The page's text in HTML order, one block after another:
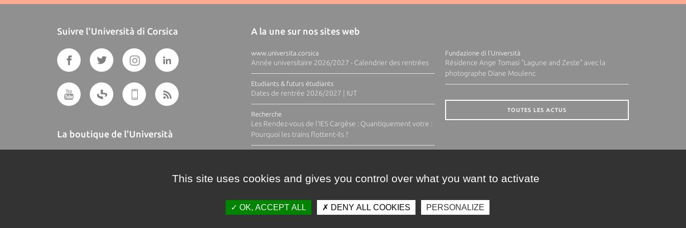
Suivre l'Università di Corsica
La boutique de l'Università
A la une sur nos sites web
www.universita.corsica
Année universitaire 2026/2027 - Calendrier des rentrées
Etudiants & futurs étudiants
Dates de rentrée 2026/2027 | IUT
Recherche
Les Rendez-vous de l'IES Cargèse : Quantiquement votre :
Pourquoi les trains flottent-ils ?
Fundazione di l'Università
Résidence Ange Tomasi "Lagune and Zeste" avec la
photographe Diane Moulenc
TOUTES LES ACTUS
This site uses cookies and gives you control over what you want to activate
OK, ACCEPT ALL DENY ALL COOKIES PERSONALIZE